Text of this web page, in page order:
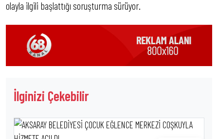
olayla ilgili başlattığı soruşturma sürüyor.
İlginizi Çekebilir